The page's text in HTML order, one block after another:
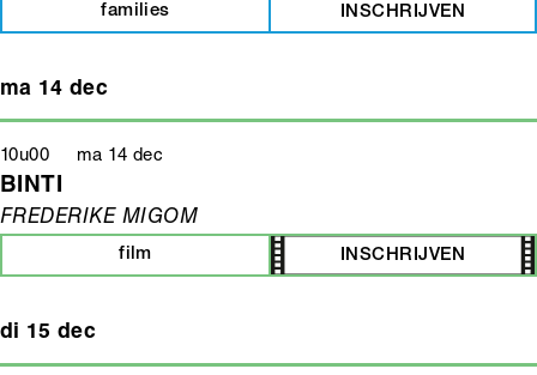
families INSCHRIJVEN
ma 14 dec
10u00 ma 14 dec
BINTI
FREDERIKE MIGOM
film INSCHRIJVEN
di 15 dec